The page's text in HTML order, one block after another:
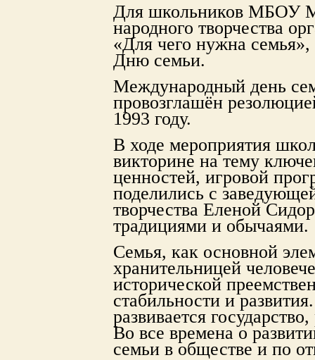
Для школьников МБОУ
народного творчества
«Для чего нужна
Дню семьи.
Международный день
провозглашён
1993 году.
В ходе мероприятия
викторине на тему
ценностей, игровой
поделились с
творчества Еленой
традициями и обычаями.
Семья, как основной
хранительницей
исторической
стабильности и
развивается
Во все времена о
семьи в обществе и по